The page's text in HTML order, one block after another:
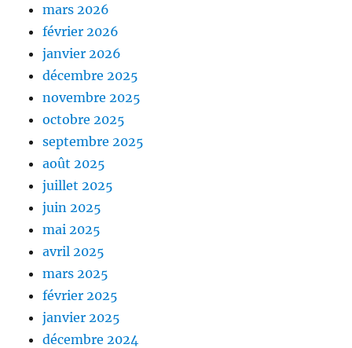
mars 2026
février 2026
janvier 2026
décembre 2025
novembre 2025
octobre 2025
septembre 2025
août 2025
juillet 2025
juin 2025
mai 2025
avril 2025
mars 2025
février 2025
janvier 2025
décembre 2024